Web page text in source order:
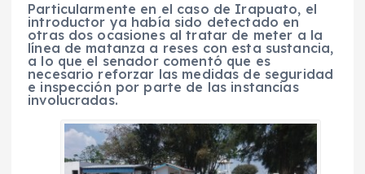
Particularmente en el caso de Irapuato, el
introductor ya había sido detectado en
otras dos ocasiones al tratar de meter a la
línea de matanza a reses con esta sustancia,
a lo que el senador comentó que es
necesario reforzar las medidas de seguridad
e inspección por parte de las instancias
involucradas.